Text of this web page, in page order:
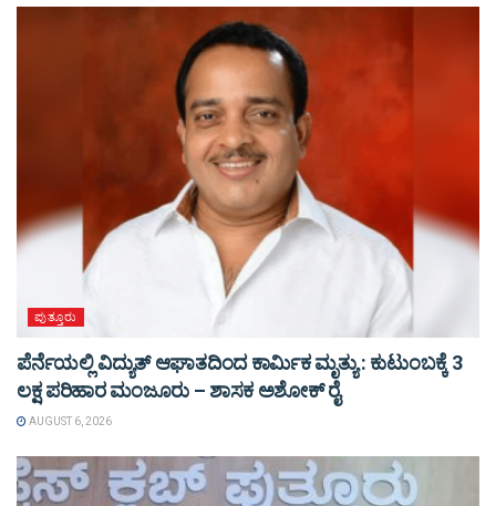
ಪುತ್ತೂರು
ಪೆರ್ನೆಯಲ್ಲಿ ವಿದ್ಯುತ್ ಆಘಾತದಿಂದ ಕಾರ್ಮಿಕ ಮೃತ್ಯು : ಕುಟುಂಬಕ್ಕೆ 3
ಲಕ್ಷ ಪರಿಹಾರ ಮಂಜೂರು – ಶಾಸಕ ಅಶೋಕ್ ರೈ
AUGUST 6, 2026